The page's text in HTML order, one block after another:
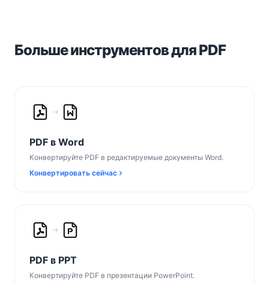
Больше инструментов для PDF
PDF в Word
Конвертируйте PDF в редактируемые документы Word.
Конвертировать сейчас
PDF в PPT
Конвертируйте PDF в презентации PowerPoint.